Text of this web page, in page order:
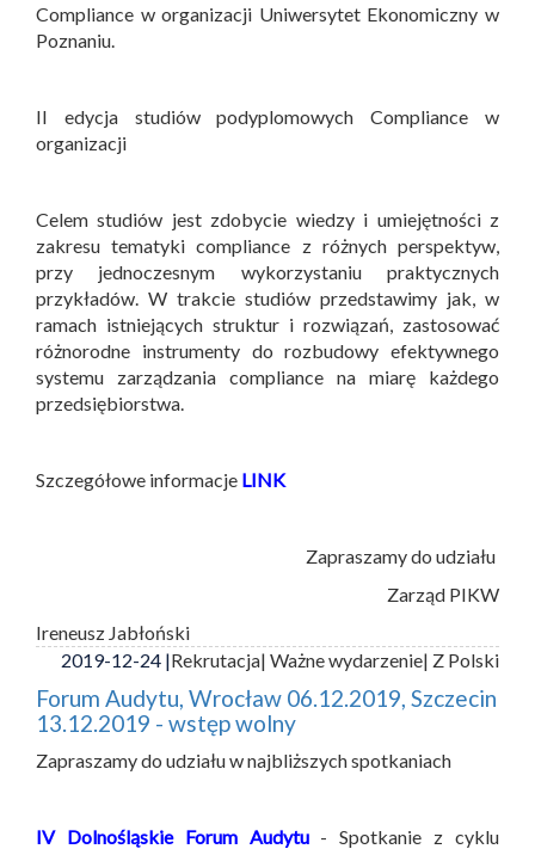
Compliance w organizacji Uniwersytet Ekonomiczny w
Poznaniu.
II edycja studiów podyplomowych Compliance w
organizacji
Celem studiów jest zdobycie wiedzy i umiejętności z
zakresu tematyki compliance z różnych perspektyw,
przy jednoczesnym wykorzystaniu praktycznych
przykładów. W trakcie studiów przedstawimy jak, w
ramach istniejących struktur i rozwiązań, zastosować
różnorodne instrumenty do rozbudowy efektywnego
systemu zarządzania compliance na miarę każdego
przedsiębiorstwa.
Szczegółowe informacje LINK
Zapraszamy do udziału
Zarząd PIKW
Ireneusz Jabłoński
2019-12-24 |Rekrutacja| Ważne wydarzenie| Z Polski
Forum Audytu, Wrocław 06.12.2019, Szczecin
13.12.2019 - wstęp wolny
Zapraszamy do udziału w najbliższych spotkaniach
IV Dolnośląskie Forum Audytu- Spotkanie z cyklu